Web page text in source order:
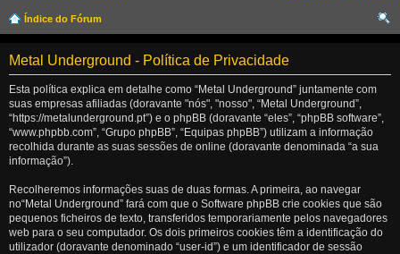
Índice do Fórum
Metal Underground - Política de Privacidade
Esta política explica em detalhe como “Metal Underground” juntamente com
suas empresas afiliadas (doravante "nós", "nosso", “Metal Underground”,
“https://metalunderground.pt”) e o phpBB (doravante “eles”, “phpBB software”,
“www.phpbb.com”, “Grupo phpBB”, “Equipas phpBB”) utilizam a informação
recolhida durante as suas sessões de online (doravante denominada “a sua
informação”).
Recolheremos informações suas de duas formas. A primeira, ao navegar
no“Metal Underground” fará com que o Software phpBB crie cookies que são
pequenos ficheiros de texto, transferidos temporariamente pelos navegadores
web para o seu computador. Os dois primeiros cookies têm a identificação do
utilizador (doravante denominado “user-id”) e um identificador de sessão